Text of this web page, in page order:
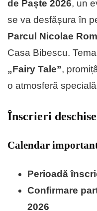
de Paște 2026, un
se va desfășura în
Parcul Nicolae
Casa Bibescu.
„Fairy Tale”,
o atmosferă
Înscrieri
Calendar
Perioadă
Confirmare
2026